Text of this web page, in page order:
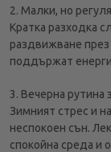
2. Малки, но
Кратка разходка
раздвижване
поддържат
3. Вечерна рутина
Зимният стрес и
неспокоен сън.
спокойна среда и